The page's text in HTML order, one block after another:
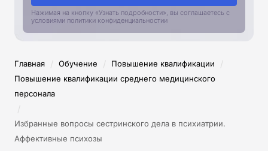
Нажимая на кнопку «Узнать подробности», вы соглашаетесь с
условиями политики конфиденциальностии
Главная / Обучение / Повышение квалификации /
Повышение квалификации среднего медицинского
персонала
/
Избранные вопросы сестринского дела в психиатрии.
Аффективные психозы